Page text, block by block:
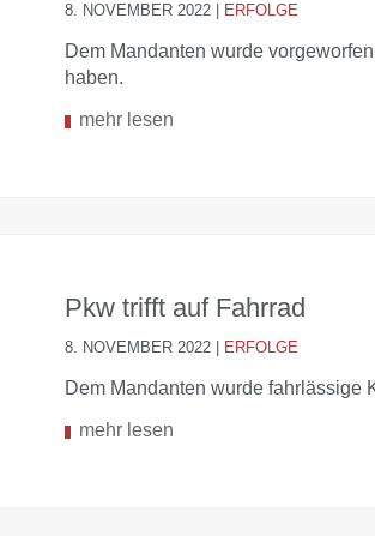
8. NOVEMBER 2022 ERFOLGE
Dem Mandanten wurde
haben.
mehr lesen
Pkw trifft auf Fahrrad
8. NOVEMBER 2022 ERFOLGE
Dem Mandanten wurde fahrlässige
mehr lesen